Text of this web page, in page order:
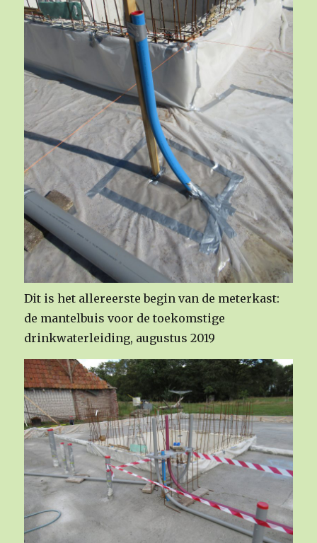
Dit is het allereerste begin van de meterkast:
de mantelbuis voor de toekomstige
drinkwaterleiding, augustus 2019